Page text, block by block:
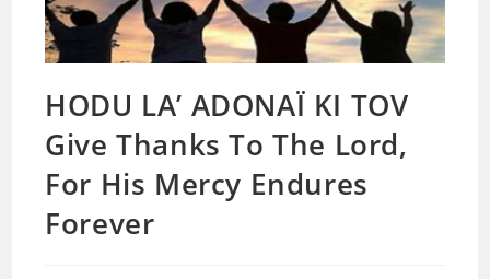
HODU LA’ ADONAÏ KI TOV
Give Thanks To The Lord,
For His Mercy Endures
Forever